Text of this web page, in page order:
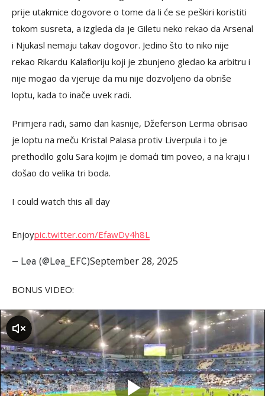
prije utakmice dogovore o tome da li će se peškiri koristiti
tokom susreta, a izgleda da je Giletu neko rekao da Arsenal
i Njukasl nemaju takav dogovor. Jedino što to niko nije
rekao Rikardu Kalafioriju koji je zbunjeno gledao ka arbitru i
nije mogao da vjeruje da mu nije dozvoljeno da obriše
loptu, kada to inače uvek radi.
Primjera radi, samo dan kasnije, Džeferson Lerma obrisao
je loptu na meču Kristal Palasa protiv Liverpula i to je
prethodilo golu Sara kojim je domaći tim poveo, a na kraju i
došao do velika tri boda.
I could watch this all day
Enjoypic.twitter.com/EfawDy4h8L
— Lea (@Lea_EFC)September 28, 2025
BONUS VIDEO: